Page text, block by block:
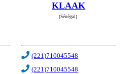
KLAAK
(Sénégal)
(221)710045548
(221)710045548